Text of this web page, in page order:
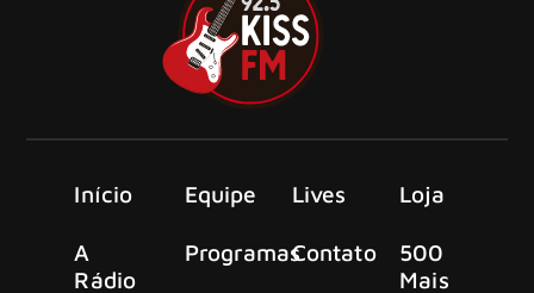
Início
A
Rádio
Equipe
Programas
Lives
Contato
Loja
500
Mais